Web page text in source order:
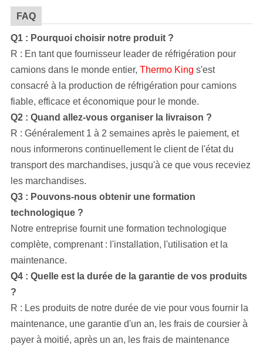
FAQ
Q1 : Pourquoi choisir notre produit ?
R : En tant que fournisseur leader de réfrigération pour
camions dans le monde entier, Thermo King s'est
consacré à la production de réfrigération pour camions
fiable, efficace et économique pour le monde.
Q2 : Quand allez-vous organiser la livraison ?
R : Généralement 1 à 2 semaines après le paiement, et
nous informerons continuellement le client de l'état du
transport des marchandises, jusqu'à ce que vous receviez
les marchandises.
Q3 : Pouvons-nous obtenir une formation
technologique ?
Notre entreprise fournit une formation technologique
complète, comprenant : l'installation, l'utilisation et la
maintenance.
Q4 : Quelle est la durée de la garantie de vos produits
?
R : Les produits de notre durée de vie pour vous fournir la
maintenance, une garantie d'un an, les frais de coursier à
payer à moitié, après un an, les frais de maintenance